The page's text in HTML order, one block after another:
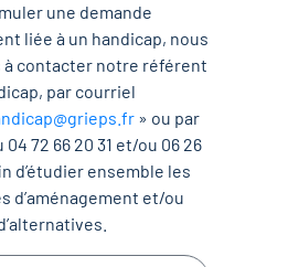
une demande
liée à un handicap, nous
contacter notre référent
par courriel
» ou par
72 66 20 31 et/ou 06 26
d’étudier ensemble les
d’aménagement et/ou